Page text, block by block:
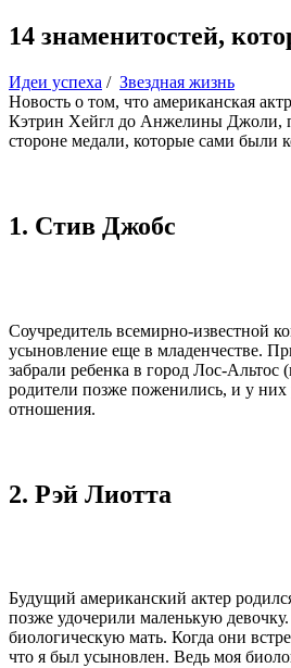
14 знаменитостей,
Идеи успеха / Звездная жизнь
Новость о том, что американская
Кэтрин Хейгл до Анжелины Джоли,
стороне медали, которые сами были
1. Стив Джобс
Соучредитель всемирно-известной
усыновление еще в младенчестве.
забрали ребенка в город Лос-
родители позже поженились, и у
отношения.
2. Рэй Лиотта
Будущий американский актер
позже удочерили маленькую
биологическую мать. Когда они
что я был усыновлен. Ведь моя